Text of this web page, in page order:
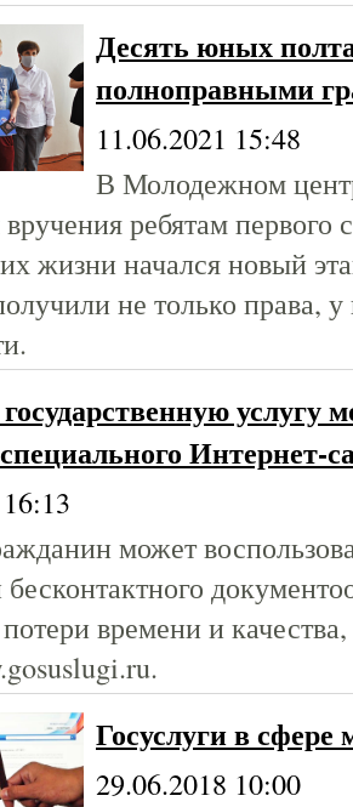
Десять юных
полноправными
11.06.2021 15:48
В Молодежном
ребятам первого
жизни начался новый
не только права,
услугу
Интернет-
может
бесконтактного
времени и
Госуслуги в сфере
29.06.2018 10:00